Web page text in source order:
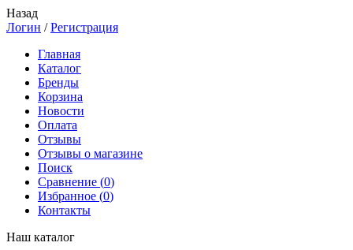
Назад
Логин /Регистрация
Главная
Каталог
Бренды
Корзина
Новости
Оплата
Отзывы
Отзывы о магазине
Поиск
Сравнение (0)
Избранное (0)
Контакты
Наш каталог